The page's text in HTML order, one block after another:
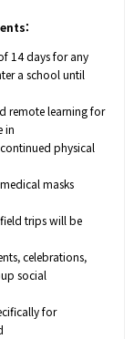
14 days for any
a school until
remote learning for
in
physical
masks
trips will be
celebrations,
social
for